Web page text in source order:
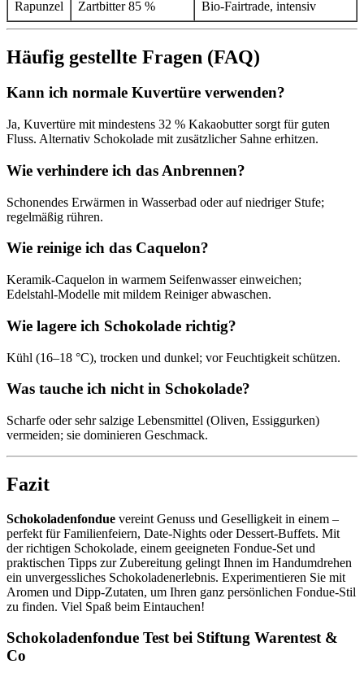
Rapunzel Zartbitter 85 % Bio‑Fairtrade, intensiv
Häufig gestellte Fragen (FAQ)
Kann ich normale Kuvertüre verwenden?
Ja, Kuvertüre mit mindestens 32 % Kakaobutter sorgt für guten
Fluss. Alternativ Schokolade mit zusätzlicher Sahne erhitzen.
Wie verhindere ich das Anbrennen?
Schonendes Erwärmen in Wasserbad oder auf niedriger Stufe;
regelmäßig rühren.
Wie reinige ich das Caquelon?
Keramik‑Caquelon in warmem Seifenwasser einweichen;
Edelstahl‑Modelle mit mildem Reiniger abwaschen.
Wie lagere ich Schokolade richtig?
Kühl (16–18 °C), trocken und dunkel; vor Feuchtigkeit schützen.
Was tauche ich nicht in Schokolade?
Scharfe oder sehr salzige Lebensmittel (Oliven, Essiggurken)
vermeiden; sie dominieren Geschmack.
Fazit
Schokoladenfondue vereint Genuss und Geselligkeit in einem –
perfekt für Familienfeiern, Date‑Nights oder Dessert‑Buffets. Mit
der richtigen Schokolade, einem geeigneten Fondue‑Set und
praktischen Tipps zur Zubereitung gelingt Ihnen im Handumdrehen
ein unvergessliches Schokoladenerlebnis. Experimentieren Sie mit
Aromen und Dipp‑Zutaten, um Ihren ganz persönlichen Fondue‑Stil
zu finden. Viel Spaß beim Eintauchen!
Schokoladenfondue Test bei Stiftung Warentest &
Co